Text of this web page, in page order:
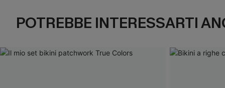
POTREBBE INTERESSARTI